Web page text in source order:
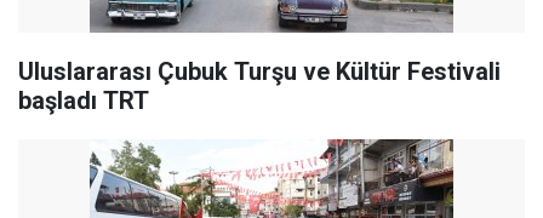
Uluslararası Çubuk Turşu ve Kültür Festivali
başladı TRT